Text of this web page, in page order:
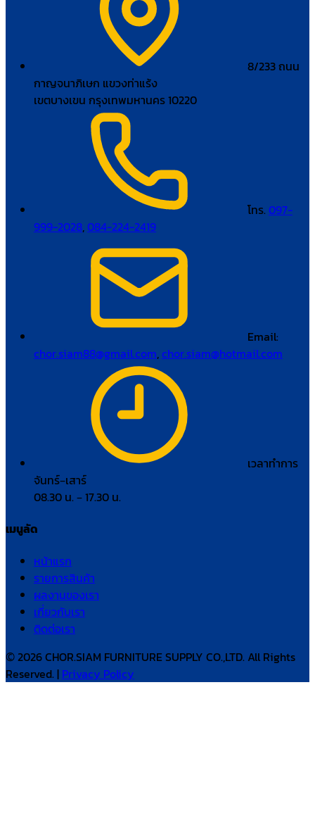
8/233 ถนน
กาญจนาภิเษก แขวงท่าแร้ง
เขตบางเขน กรุงเทพมหานคร 10220
โทร. 097-
999-2028,084-224-2419
Email:
chor.siam88@gmail.com,chor.siam@hotmail.com
เวลาทำการ
จันทร์–เสาร์
08.30 น. – 17.30 น.
เมนูลัด
หน้าแรก
รายการสินค้า
ผลงานของเรา
เกี่ยวกับเรา
ติดต่อเรา
© 2026 CHOR.SIAM FURNITURE SUPPLY CO.,LTD. All Rights
Reserved. | Privacy Policy